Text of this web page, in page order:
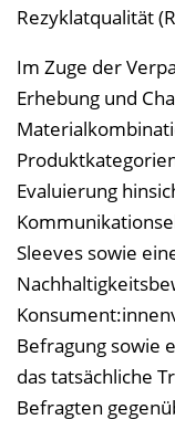
Rezyklatqualität
Im Zuge der
Erhebung und
Evaluierung
Sleeves sowie
Befragung sowie
das tatsächliche
Befragten